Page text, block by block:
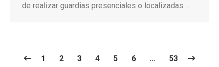
de realizar guardias presenciales o localizadas…
1 2 3 4 5 6 … 53